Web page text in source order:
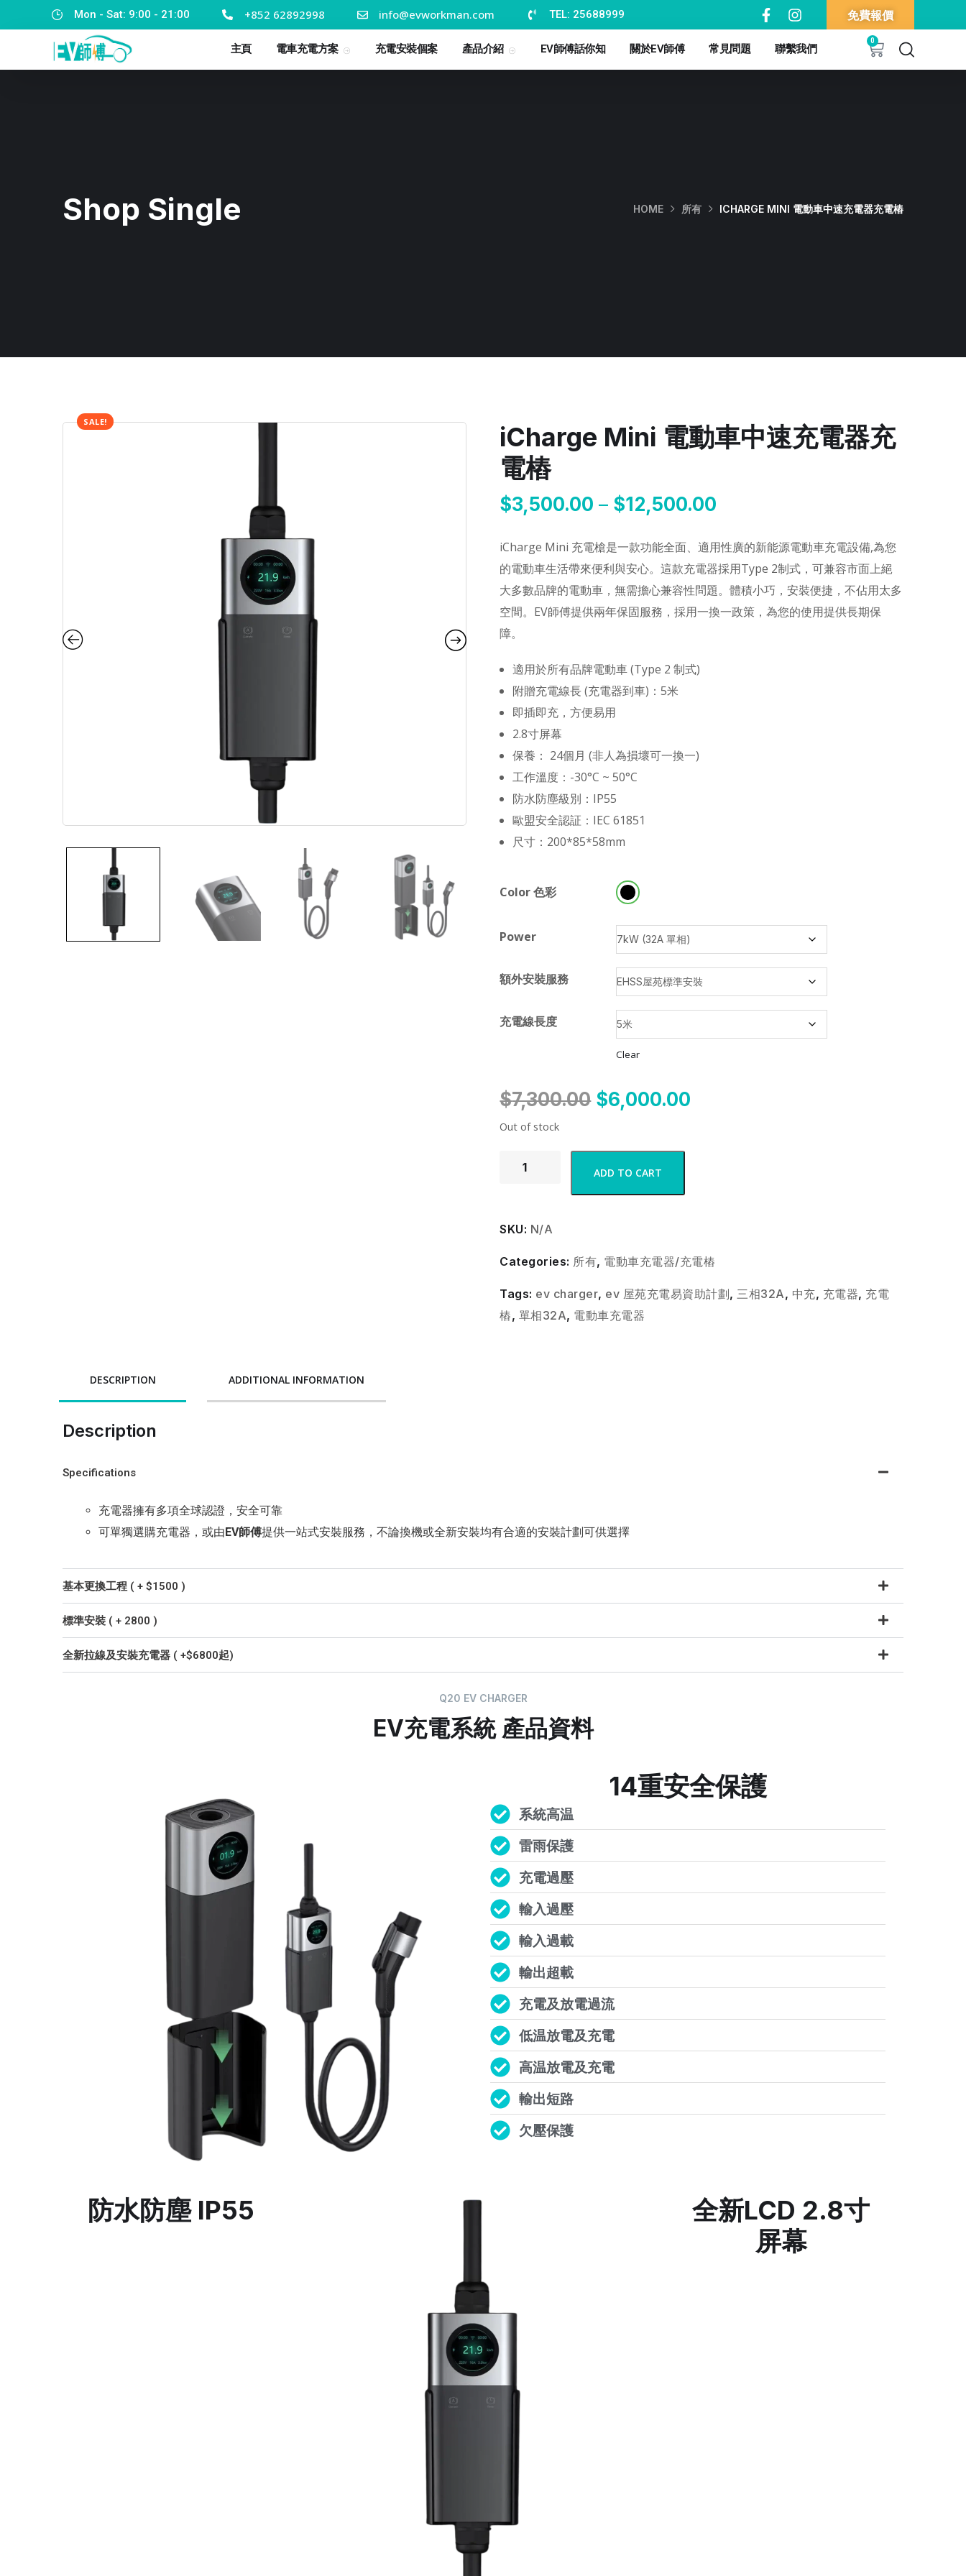
Mon - Sat: 9:00 - 21:00 +852 62892998 info@evworkman.com TEL: 25688999 免費報價
主頁 電車充電方案 充電安裝個案 產品介紹 EV師傅話你知 關於EV師傅 常見問題 聯繫我們
0
Shop Single HOME 所有 ICHARGE MINI 電動車中速充電器充電樁
SALE!
iCharge Mini 電動車中速充電器充
電樁
$3,500.00 – $12,500.00
iCharge Mini 充電槍是一款功能全面、適用性廣的新能源電動車充電設備,為您
的電動車生活帶來便利與安心。這款充電器採用Type 2制式，可兼容市面上絕
大多數品牌的電動車，無需擔心兼容性問題。體積小巧，安裝便捷，不佔用太多
空間。EV師傅提供兩年保固服務，採用一換一政策，為您的使用提供長期保
障。
適用於所有品牌電動車 (Type 2 制式)
附贈充電線長 (充電器到車)：5米
即插即充，方便易用
2.8寸屏幕
保養： 24個月 (非人為損壞可一換一)
工作溫度：-30°C ~ 50°C
防水防塵級別：IP55
歐盟安全認証：IEC 61851
尺寸：200*85*58mm
Color 色彩
Power
額外安裝服務
充電線長度
Clear
$7,300.00 $6,000.00
Out of stock
ADD TO CART
SKU: N/A
Categories: 所有, 電動車充電器/充電樁
Tags: ev charger, ev 屋苑充電易資助計劃,三相32A, 中充, 充電器, 充電
樁, 單相32A, 電動車充電器
DESCRIPTION ADDITIONAL INFORMATION
Description
Specifications
充電器擁有多項全球認證，安全可靠
可單獨選購充電器，或由EV師傅提供一站式安裝服務，不論換機或全新安裝均有合適的安裝計劃可供選擇
基本更換工程 ( + $1500 )
標準安裝 ( + 2800 )
全新拉線及安裝充電器 ( +$6800起)
Q20 EV CHARGER
EV充電系統 產品資料
14重安全保護
系統高温
雷雨保護
充電過壓
輸入過壓
輸入過載
輸出超載
充電及放電過流
低温放電及充電
高温放電及充電
輸出短路
欠壓保護
防水防塵 IP55
全新LCD 2.8寸
屏幕